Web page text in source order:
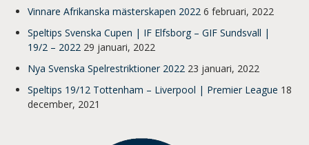
Vinnare Afrikanska mästerskapen 2022 6 februari, 2022
Speltips Svenska Cupen | IF Elfsborg – GIF Sundsvall |
19/2 – 2022 29 januari, 2022
Nya Svenska Spelrestriktioner 2022 23 januari, 2022
Speltips 19/12 Tottenham – Liverpool | Premier League 18
december, 2021